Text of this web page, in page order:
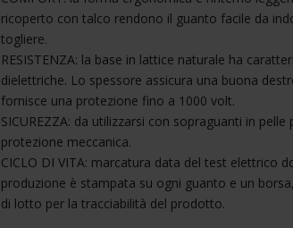
ricoperto con talco rendono il guanto facile da
togliere.
RESISTENZA: la base in lattice naturale ha
dielettriche. Lo spessore assicura una buona
fornisce una protezione fino a 1000 volt.
SICUREZZA: da utilizzarsi con sopraguanti in pelle
protezione meccanica.
CICLO DI VITA: marcatura data del test elettrico
produzione è stampata su ogni guanto e un
di lotto per la tracciabilità del prodotto.